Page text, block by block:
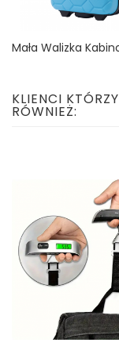
Mała Walizka
Cena
79,99 zł
KLIENCI
RÓWNIEŻ: